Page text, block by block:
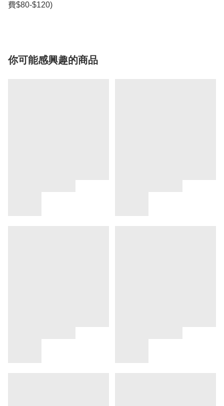
費$80-$120)
你可能感興趣的商品